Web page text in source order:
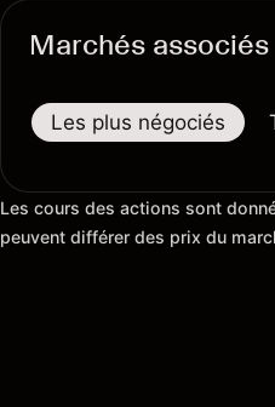
Marchés associés
Les plus négociés
Les cours des actions sont
peuvent différer des prix du